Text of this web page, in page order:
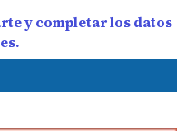
y completar los datos